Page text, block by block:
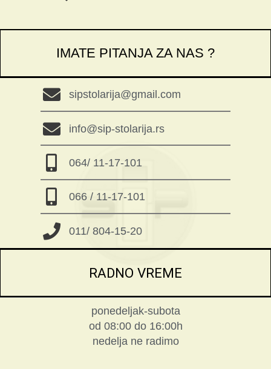
IMATE PITANJA ZA NAS ?
sipstolarija@gmail.com
info@sip-stolarija.rs
064/ 11-17-101
066 / 11-17-101
011/ 804-15-20
RADNO VREME
ponedeljak-subota
od 08:00 do 16:00h
nedelja ne radimo